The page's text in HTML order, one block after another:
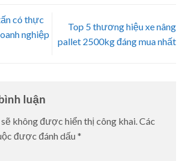
có thực
nghiệp
Top 5 thương hiệu xe nâng
pallet 2500kg đáng mua nhất
luận
không được hiển thị công khai.Các
được đánh dấu *